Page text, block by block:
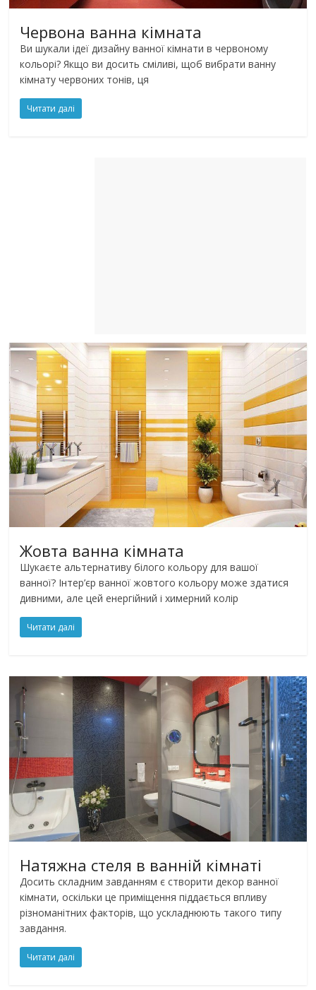
Червона ванна кімната
Ви шукали ідеї дизайну ванної кімнати в червоному
кольорі? Якщо ви досить сміливі, щоб вибрати ванну
кімнату червоних тонів, ця
Читати далі
Жовта ванна кімната
Шукаєте альтернативу білого кольору для вашої
ванної? Інтер’єр ванної жовтого кольору може здатися
дивними, але цей енергійний і химерний колір
Читати далі
Натяжна стеля в ванній кімнаті
Досить складним завданням є створити декор ванної
кімнати, оскільки це приміщення піддається впливу
різноманітних факторів, що ускладнюють такого типу
завдання.
Читати далі